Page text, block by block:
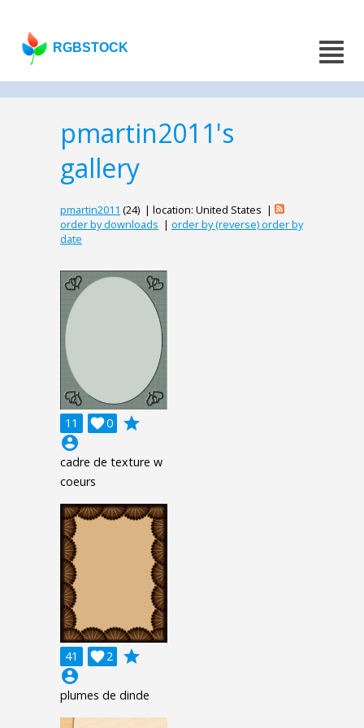
RGBSTOCK
pmartin2011's
gallery
pmartin2011 (24) | location: United States |
order by downloads | order by (reverse) order by
date
11 0

grade
account_circle
cadre de texture w
coeurs
41 2

grade
account_circle
plumes de dinde